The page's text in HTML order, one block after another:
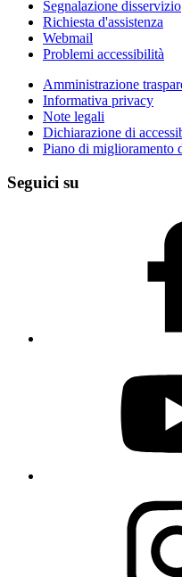
Segnalazione disservizio
Richiesta d'assistenza
Webmail
Problemi accessibilità
Amministrazione
Informativa privacy
Note legali
Dichiarazione di
Piano di miglioramento
Seguici su